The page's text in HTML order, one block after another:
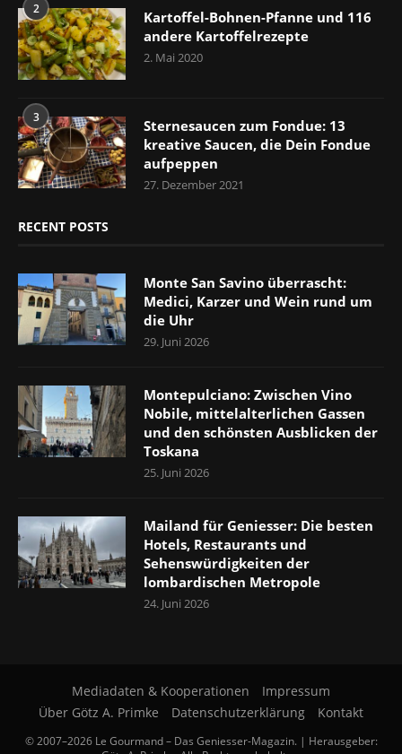
2
Kartoffel-Bohnen-Pfanne und 116
andere Kartoffelrezepte
2. Mai 2020
3
Sternesaucen zum Fondue: 13
kreative Saucen, die Dein Fondue
aufpeppen
27. Dezember 2021
RECENT POSTS
Monte San Savino überrascht:
Medici, Karzer und Wein rund um
die Uhr
29. Juni 2026
Montepulciano: Zwischen Vino
Nobile, mittelalterlichen Gassen
und den schönsten Ausblicken der
Toskana
25. Juni 2026
Mailand für Geniesser: Die besten
Hotels, Restaurants und
Sehenswürdigkeiten der
lombardischen Metropole
24. Juni 2026
Mediadaten & Kooperationen
Impressum
Über Götz A. Primke
Datenschutzerklärung Kontakt
© 2007–2026 Le Gourmand – Das Geniesser-Magazin. | Herausgeber: